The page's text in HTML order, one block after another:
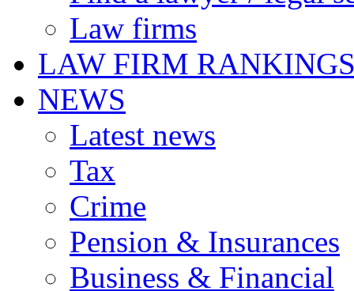
Law firms
LAW FIRM
NEWS
Latest news
Tax
Crime
Pension & Insurances
Business & Financial